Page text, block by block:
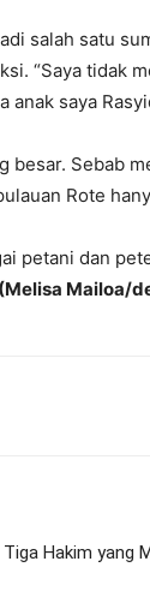
salah satu
“Saya tidak
saya
besar. Sebab
Rote
petani dan
(Melisa Mailoa/
Tiga Hakim yang